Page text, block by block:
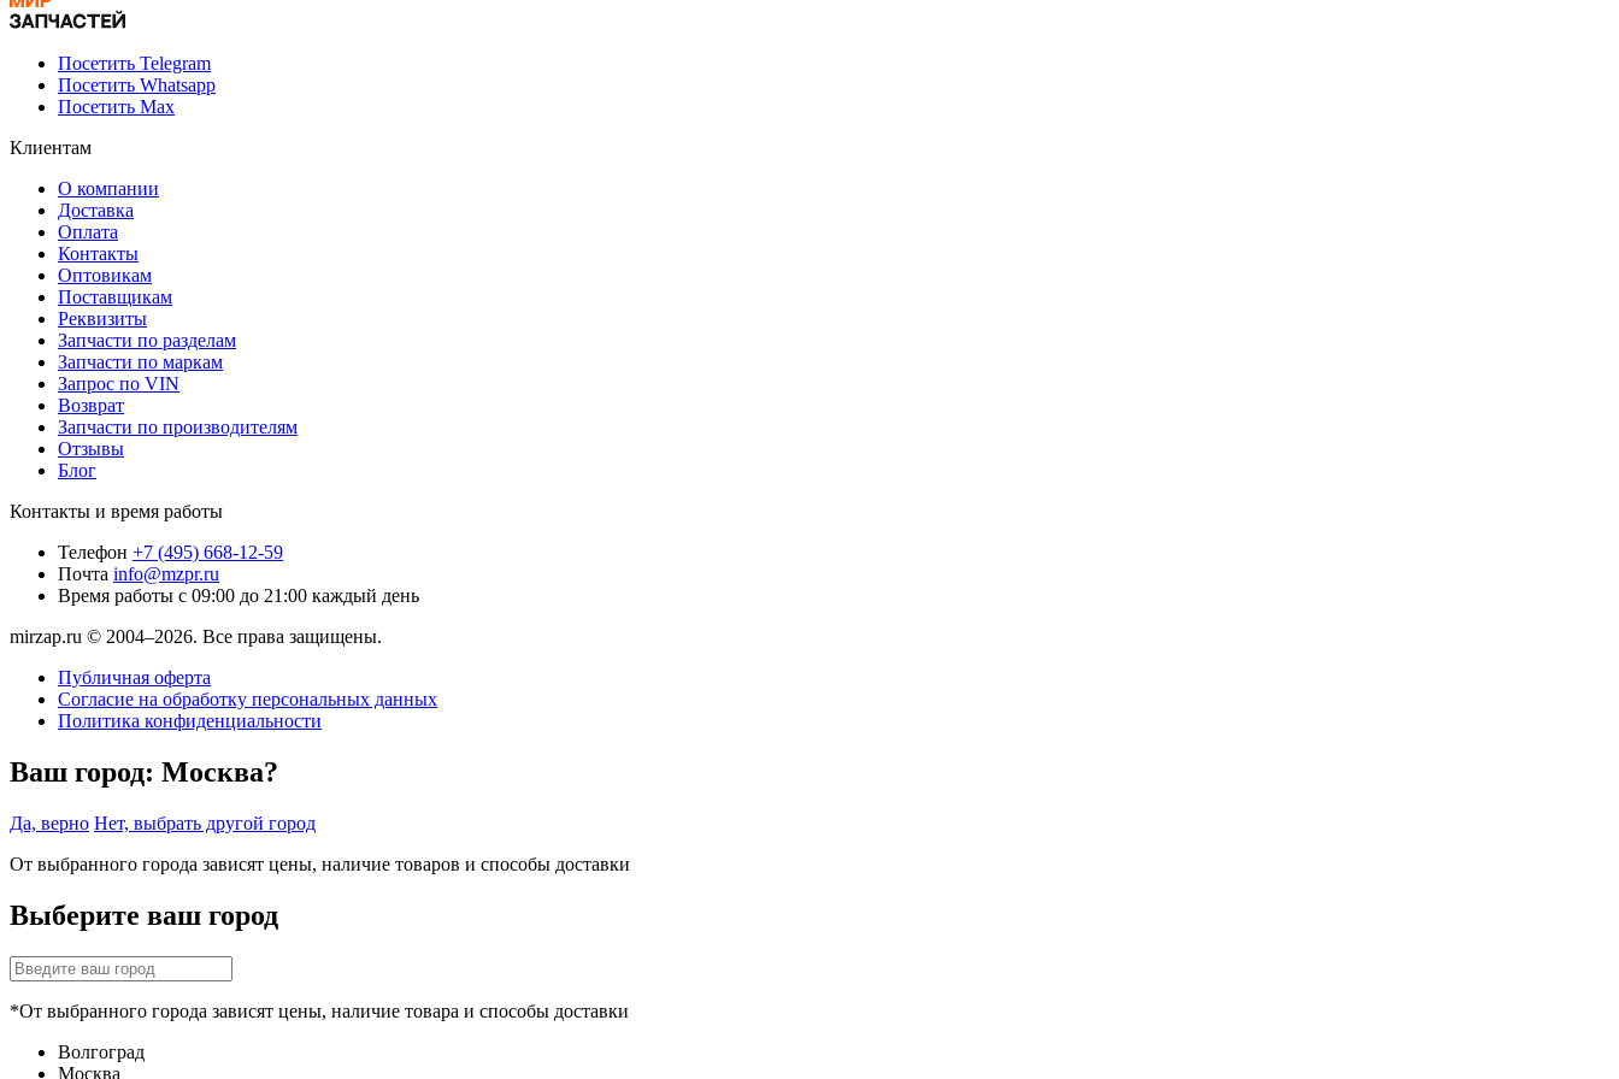
Посетить Telegram
Посетить Whatsapp
Посетить Max
Клиентам
О компании
Доставка
Оплата
Контакты
Оптовикам
Поставщикам
Реквизиты
Запчасти по разделам
Запчасти по маркам
Запрос по VIN
Возврат
Запчасти по производителям
Отзывы
Блог
Контакты и время работы
Телефон +7 (495) 668-12-59
Почта info@mzpr.ru
Время работы с 09:00 до 21:00 каждый день
mirzap.ru © 2004–2026. Все права защищены.
Публичная оферта
Согласие на обработку персональных данных
Политика конфиденциальности
Ваш город: Москва?
Да, верно Нет, выбрать другой город
От выбранного города зависят цены, наличие товаров и способы доставки
Выберите ваш город
*От выбранного города зависят цены, наличие товара и способы доставки
Волгоград
Москва